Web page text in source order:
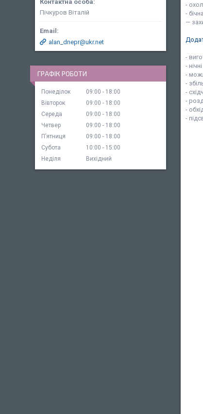
-
-
—
-
-
-
-
-
-
-
-
Пічкуров Віталій
alan_dnepr@ukr.net
ГРАФІК РОБОТИ
Понеділок 09:00
18:00
Вівторок
09:00
18:00
Середа
09:00
18:00
Четвер
09:00
18:00
Пʼятниця
09:00
18:00
Субота
10:00
15:00
Неділя
Вихідний